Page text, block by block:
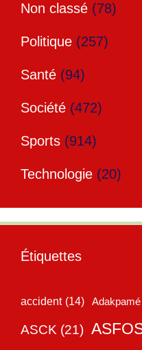
Non classé (78)
Politique (257)
Santé (94)
Société (472)
Sports (914)
Technologie (20)
Étiquettes
accident (14) Adakpamé
ASCK (21)